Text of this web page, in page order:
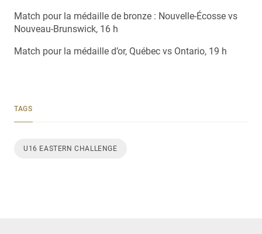
Match pour la médaille de bronze : Nouvelle-Écosse vs
Nouveau-Brunswick, 16 h
Match pour la médaille d’or, Québec vs Ontario, 19 h
TAGS
U16 EASTERN CHALLENGE